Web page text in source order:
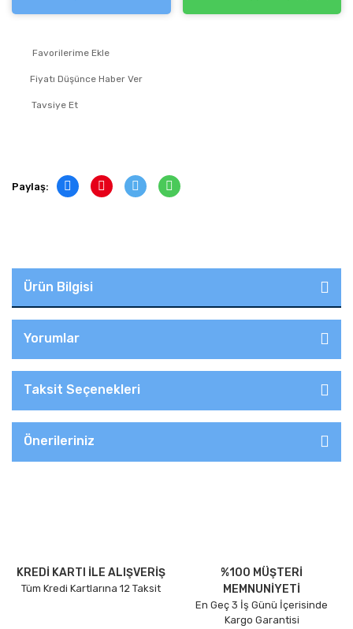
Fiyatı Düşünce Haber Ver
Tavsiye Et
Paylaş:
Ürün Bilgisi
Yorumlar
Taksit Seçenekleri
Önerileriniz
KREDİ KARTI İLE ALIŞVERİŞ
Tüm Kredi Kartlarına 12 Taksit
%100 MÜŞTERİ
MEMNUNİYETİ
En Geç 3 İş Günü İçerisinde
Kargo Garantisi